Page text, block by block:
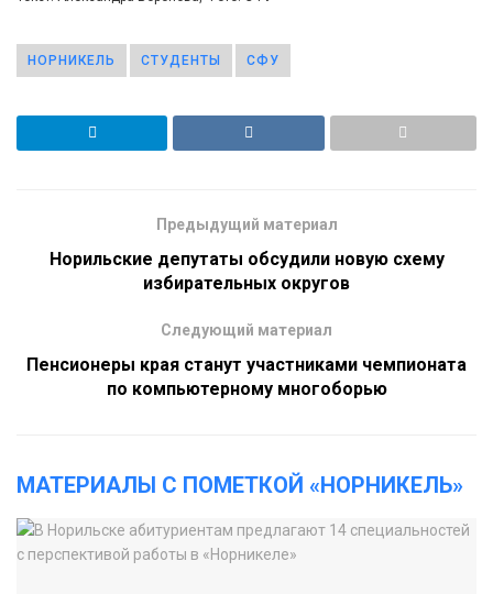
НОРНИКЕЛЬ СТУДЕНТЫ СФУ
Предыдущий материал
Норильские депутаты обсудили новую схему
избирательных округов
Следующий материал
Пенсионеры края станут участниками чемпионата
по компьютерному многоборью
МАТЕРИАЛЫ С ПОМЕТКОЙ «НОРНИКЕЛЬ»